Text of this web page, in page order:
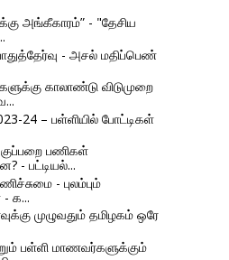
அங்கீகாரம்” - "தேசிய
- அசல் மதிப்பெண்
காலாண்டு விடுமுறை
24 – பள்ளியில் போட்டிகள்
பணிகள்
- பட்டியல்...
- புலம்பும்
- க...
முழுவதும் தமிழகம் ஒரே
பள்ளி மாணவர்களுக்கும்